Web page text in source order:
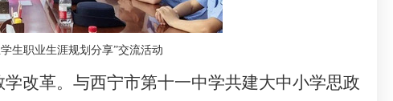
生职业生涯规划分享”交流活动
改革。与西宁市第十一中学共建大中小学思政